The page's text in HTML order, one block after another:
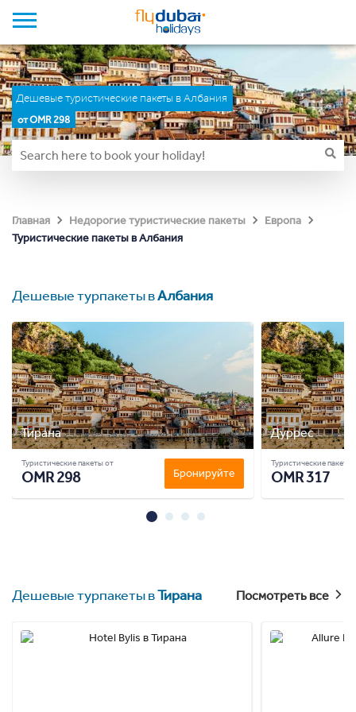
Дешевые туристические пакеты в Албания
от OMR 298
Главная Недорогие туристические пакеты
Европа
Туристические пакеты в Албания
Дешевые турпакеты вАлбания
Тирана
Туристические пакеты от
OMR 298 Бронируйте
Дуррес
Туристические пакеты
OMR 317
Дешевые турпакеты вТирана Посмотреть все